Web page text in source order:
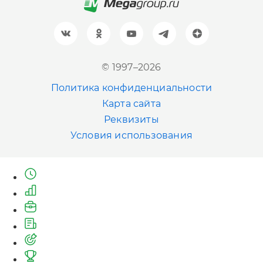
© 1997–2026
Политика конфиденциальности
Карта сайта
Реквизиты
Условия использования
+7 (961) 999-93-93
+7 (383) 207-80-51
+7 (843) 202-41-47
+7 (343) 226-06-71